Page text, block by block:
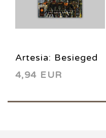
Artesia: Besieged
1 2006
4,94 EUR